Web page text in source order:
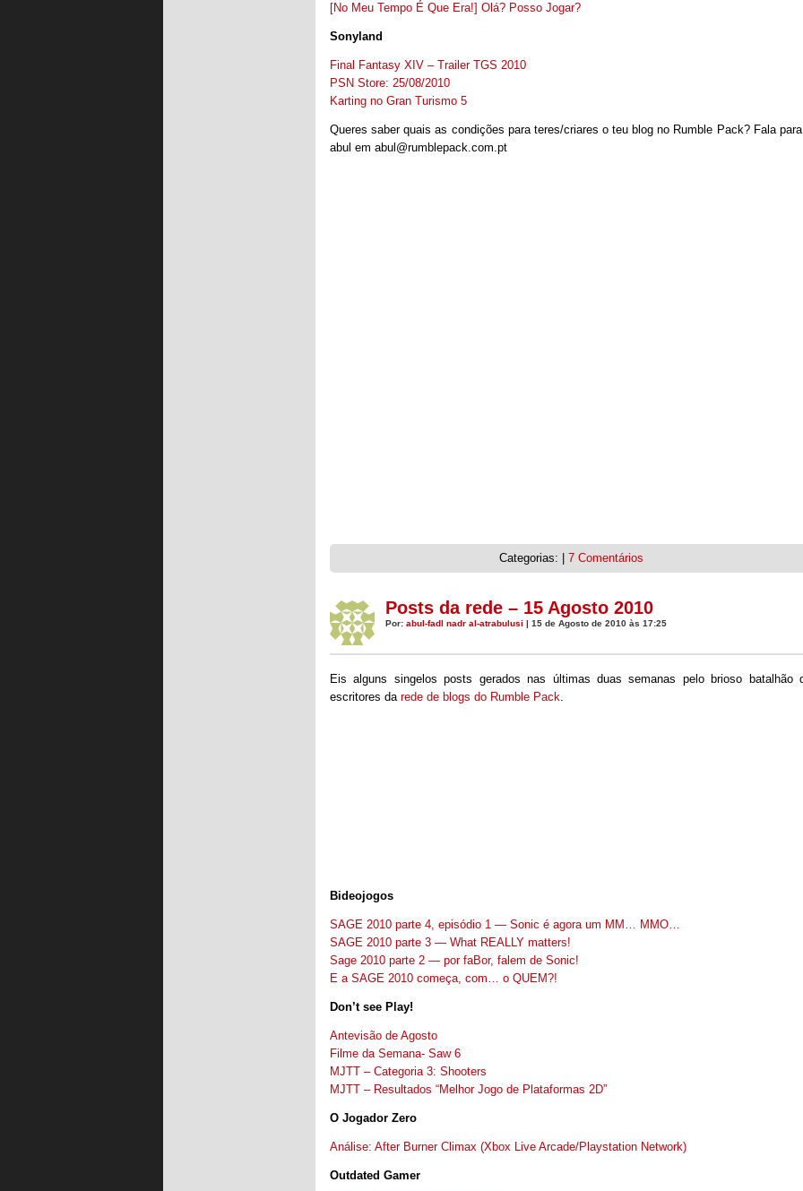
[No Meu Tempo É Que Era!] Olá? Posso Jogar?
Sonyland
Final Fantasy XIV – Trailer TGS 2010
PSN Store: 25/08/2010
Karting no Gran Turismo 5
Queres saber quais as condições para teres/criares o teu blog no Rumble Pack? Fala
abul em abul@rumblepack.com.pt
Categorias: | 7 Comentários
Posts da rede – 15 Agosto 2010
Por: abul-fadl nadr al-atrabulusi | 15 de Agosto de 2010 às 17:25
Eis alguns singelos posts gerados nas últimas duas semanas pelo brioso batalhão
escritores da rede de blogs do Rumble Pack
Bideojogos
SAGE 2010 parte 4, episódio 1 — Sonic é agora um MM… MMO…
SAGE 2010 parte 3 — What REALLY matters!
Sage 2010 parte 2 — por faBor, falem de Sonic!
E a SAGE 2010 começa, com… o QUEM?!
Don’t see Play!
Antevisão de Agosto
Filme da Semana- Saw 6
MJTT – Categoria 3: Shooters
MJTT – Resultados “Melhor Jogo de Plataformas 2D”
O Jogador Zero
Análise: After Burner Climax (Xbox Live Arcade/Playstation Network)
Outdated Gamer